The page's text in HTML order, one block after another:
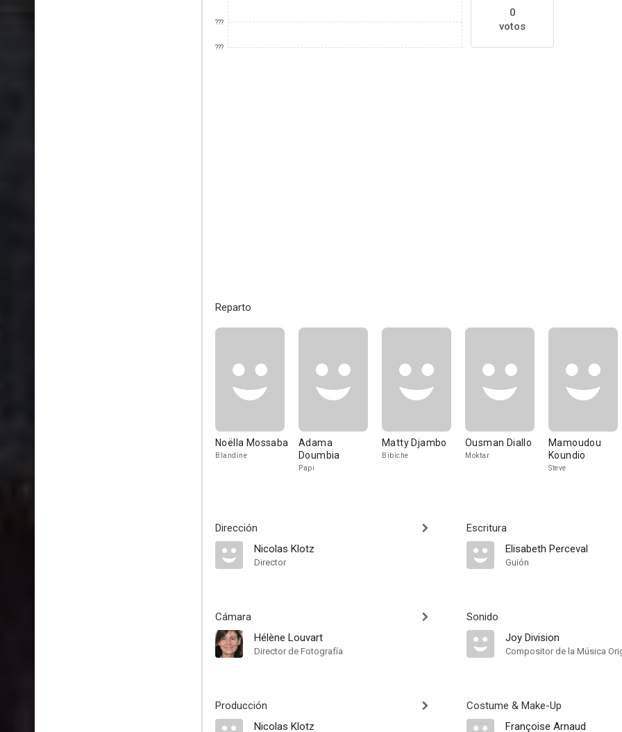
???
???
0
votos
Reparto
Noëlla Mossaba
Blandine
Adama
Doumbia
Papi
Matty Djambo
Bibiche
Ousman Diallo
Moktar
Mamoudou
Koundio
Steve
Dirección
Nicolas Klotz
Director
Cámara
Hélène Louvart
Director de Fotografía
Producción
Nicolas Klotz
Escritura
Elisabeth Perceval
Guión
Sonido
Joy Division
Compositor de la Música
Costume & Make-Up
Françoise Arnaud